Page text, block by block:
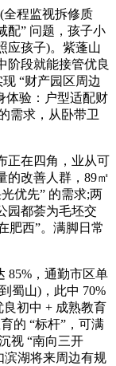
程监视拆修质
配” 问题，孩子小
应孩子)。紫蓬山
阶段就能接管优良
“财产园区周边
体验：户型适配财
需求，从卧带卫
在四角，业从可
的改善人群，89㎡
优先” 的需求;两
园都荟为毛坯交
肥西”。满脚日常
，通勤市区单
蜀山)，此中 70%
初中 + 成熟教育
的 “标杆”，可满
视 “南向三开
滨湖将来周边有规